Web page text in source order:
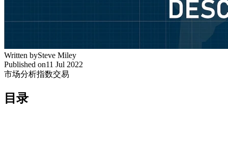
Written bySteve Miley
Published on11 Jul 2022
市场分析指数交易
目录